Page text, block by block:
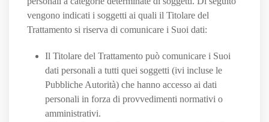
vengono indicati i soggetti ai quali il Titolare del
Trattamento si riserva di comunicare i Suoi dati:
Il Titolare del Trattamento può comunicare i Suoi
dati personali a tutti quei soggetti (ivi incluse le
Pubbliche Autorità) che hanno accesso ai dati
personali in forza di provvedimenti normativi o
amministrativi.